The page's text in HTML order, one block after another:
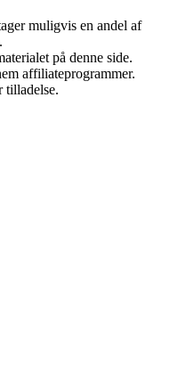
muligvis en andel af
på denne side.
affiliateprogrammer.